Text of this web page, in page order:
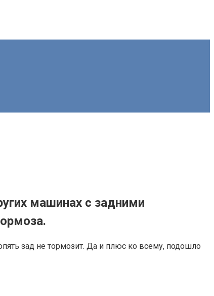
машинах с задними
зад не тормозит. Да и плюс ко всему, подошло